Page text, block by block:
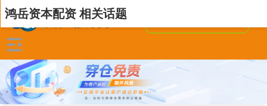
鸿岳资本配资 相关话题